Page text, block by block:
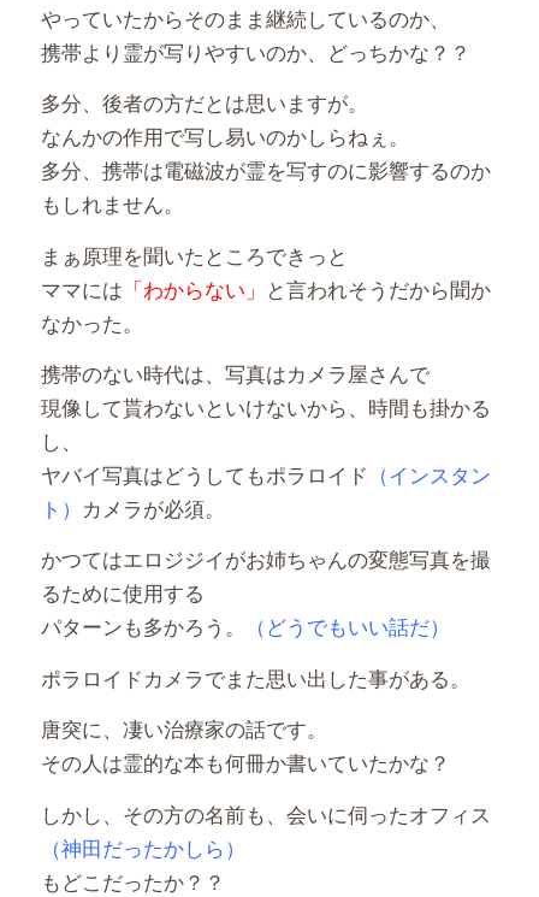
やっていたからそのまま継続しているのか、
携帯より霊が写りやすいのか、どっちかな？？
多分、後者の方だとは思いますが。
なんかの作用で写し易いのかしらねぇ。
多分、携帯は電磁波が霊を写すのに影響するのか
もしれません。
まぁ原理を聞いたところできっと
ママには 「わからない」 と言われそうだから聞か
なかった。
携帯のない時代は、写真はカメラ屋さんで
現像して貰わないといけないから、時間も掛かる
し、
ヤバイ写真はどうしてもポラロイド （インスタン
ト） カメラが必須。
かつてはエロジジイがお姉ちゃんの変態写真を撮
るために使用する
パターンも多かろう。
（どうでもいい話だ）
ポラロイドカメラでまた思い出した事がある。
唐突に、凄い治療家の話です。
その人は霊的な本も何冊か書いていたかな？
しかし、その方の名前も、会いに伺ったオフィス
（神田だったかしら）
もどこだったか？？